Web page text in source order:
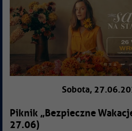
Sobota,
Piknik „Bezpieczne
27.06)